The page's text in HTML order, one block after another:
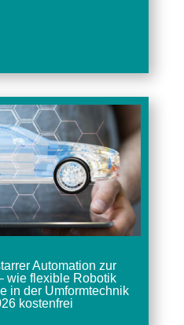
Automation zur
wie flexible Robotik
in der Umformtechnik
kostenfrei